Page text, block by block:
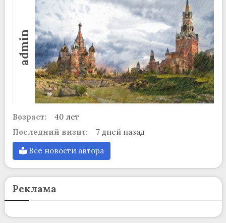
admin
Возраст:
40 лет
Последний визит:
7 дней назад
Все новости автора
Реклама